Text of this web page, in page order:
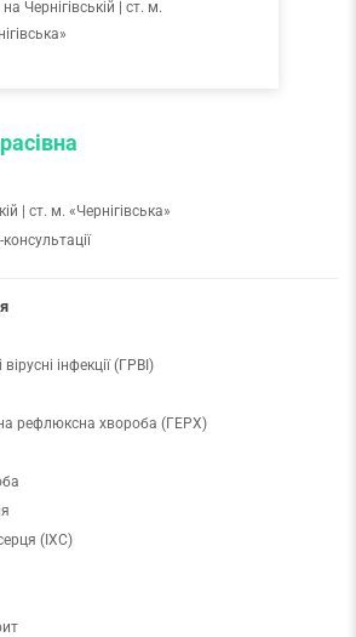
на Чернігівській | ст. м.
| ст. м. «Чернігівська»
інфекції (ГРВІ)
рефлюксна хвороба (ГЕРХ)
(ІХС)